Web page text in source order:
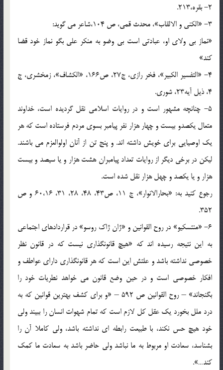
2- بقره،213.
3- «الكنى و الالقاب‏»، محدث قمى، ص 104،شاعر می ‏گويد:
«نماز بى ولاى او، عبادتى است‏ بی ‏وضو به منكر على بگو نماز خود قضا
كند»
4- «التفسير الكبير»، فخر رازى، ج‏27، ص‏166، «الكشاف‏»، زمخشرى، ج
4، ذيل آيه‏23، شورى.
5- چنانچه مشهور است و در روايات اسلامى نقل گرديده است، خداوند
متعال يكصدو بيست و چهار هزار نفر پيامبر بسوى مردم فرستاده است كه هر
يك اوصيايى براى خويش داشته‏ اند. و پنج تن از آنان اولوالعزم می ‏باشند.
ليكن در برخى ديگر از روايات تعداد پيامبران هشت ‏هزار و يا سيصد و بيست
هزار و يا يكصد و چهل هزار نقل شده است.
رجوع كنيد به: «بحارالانوار»، ج 11، ص‏43، 48، 28، 31، 60،16 و ص
352.
6- «منتسكيو» در روح القوانين و «ژان ژاك روسو» در قراردادهاى اجتماعى
به اين نتيجه رسيده ‏اند كه «هيچ قانونگذارى نيست كه در قانون نظر
خصوصى نداشته باشد و علتش اين است كه هر قانونگذارى داراى عواطف و
افكار خصوصى است و در حين وضع قانون می ‏خواهد نطريات خود را
بگنجاند» – روح القوانين ص 592 – «و براى كشف بهترين قوانين كه به
درد ملل بخورد يك عقل كل لازم است كه تمام شهوات انسان را ببيند ولى
خود هيچ حس نكند، با طبيعت رابطه ‏اى نداشته باشد، ولى كاملا آن را
بشناسد، سعادت او مربوط به ما نباشد ولى حاضر باشد به سعادت ما كمك
كند…».